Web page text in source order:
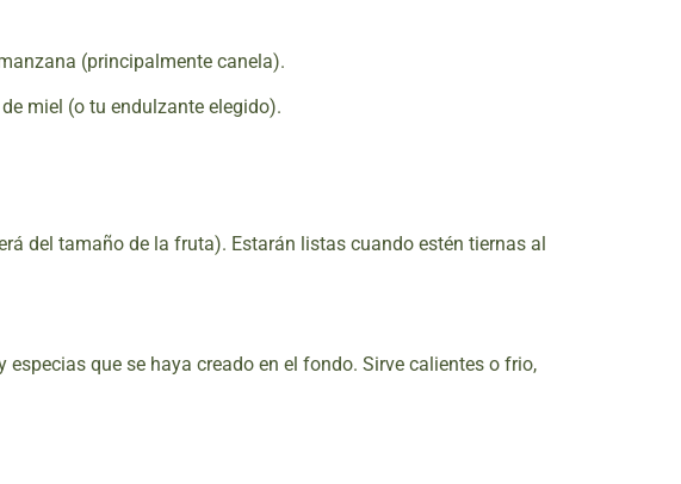
(principalmente canela).
miel (o tu endulzante elegido).
del tamaño de la fruta). Estarán listas cuando estén tiernas al
que se haya creado en el fondo. Sirve calientes o frio,